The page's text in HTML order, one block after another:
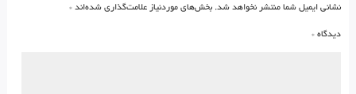
نشانی ایمیل شما منتشر نخواهد شد. بخش‌های موردنیاز علامت‌گذاری شده‌اند *
دیدگاه *